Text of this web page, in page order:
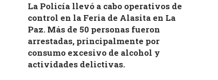
La Policía llevó a cabo operativos de
control en la Feria de Alasita en La
Paz. Más de 50 personas fueron
arrestadas, principalmente por
consumo excesivo de alcohol y
actividades delictivas.